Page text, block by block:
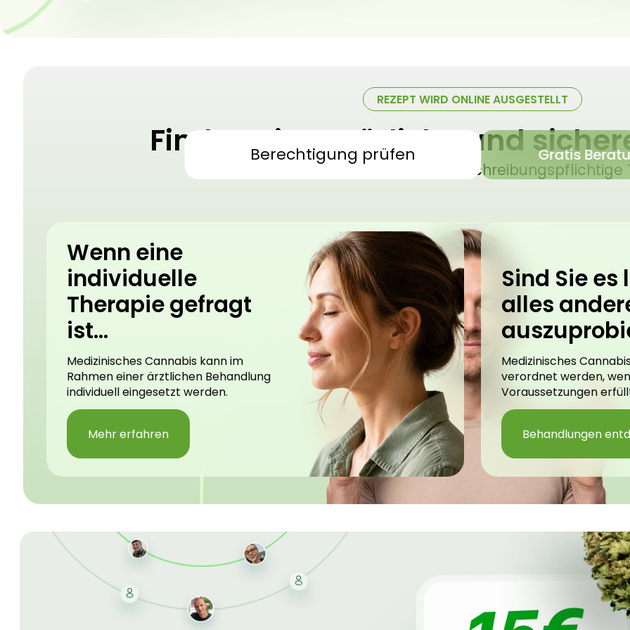
REZEPT WIRD ONLINE AUSGESTELLT
Finden Sie natürliche und
Medizinisches Cannabis – verschreibungspflichtige
Berechtigung prüfen Gratis
Wenn eine
individuelle
Therapie gefragt
ist...
Medizinisches Cannabis kann im
Rahmen einer ärztlichen Behandlung
individuell eingesetzt werden.
Mehr erfahren
Sind Sie es
alles
Medizinisches
verordnet werden,
Voraussetzungen
Behandlungen